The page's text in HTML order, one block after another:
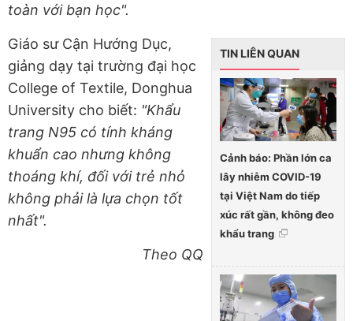
toàn với bạn học".
TIN LIÊN QUAN
Cảnh báo: Phần lớn ca
lây nhiễm COVID-19
tại Việt Nam do tiếp
xúc rất gần, không đeo
khẩu trang
Giáo sư Cận Hướng Dục,
giảng dạy tại trường đại học
College of Textile, Donghua
University cho biết: "Khẩu
trang N95 có tính kháng
khuẩn cao nhưng không
thoáng khí, đối với trẻ nhỏ
không phải là lựa chọn tốt
nhất".
Theo QQ